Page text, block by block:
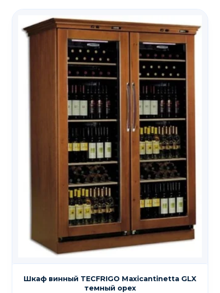
Шкаф винный TECFRIGO Maxicantinetta GLX
темный орех